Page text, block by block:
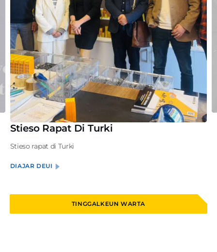
Stieso Rapat Di Turki
Stieso rapat di Turki
DIAJAR DEUI
TINGGALKEUN WARTA